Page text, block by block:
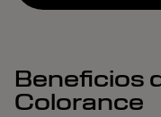
Beneficios
Colorance